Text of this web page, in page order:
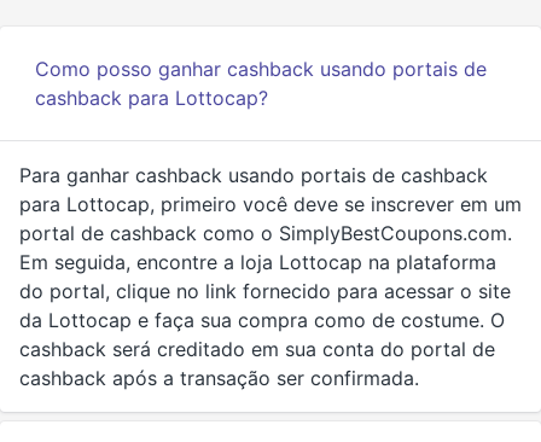
Como posso ganhar cashback usando portais de
cashback para Lottocap?
Para ganhar cashback usando portais de cashback
para Lottocap, primeiro você deve se inscrever em um
portal de cashback como o SimplyBestCoupons.com.
Em seguida, encontre a loja Lottocap na plataforma
do portal, clique no link fornecido para acessar o site
da Lottocap e faça sua compra como de costume. O
cashback será creditado em sua conta do portal de
cashback após a transação ser confirmada.